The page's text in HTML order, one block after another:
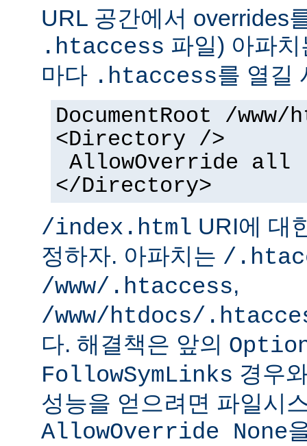
URL 공간에서 overrides
.htaccess 파일) 아파
마다 .htaccess를 열길
DocumentRoot /www/
<Directory />
AllowOverride all
</Directory>
/index.html URI에 대
정하자. 아파치는 /
/www/.htaccess,
/www/htdocs/
다. 해결책은 앞의
FollowSymLinks 경우
성능을 얻으려면 파일시
AllowOverride None